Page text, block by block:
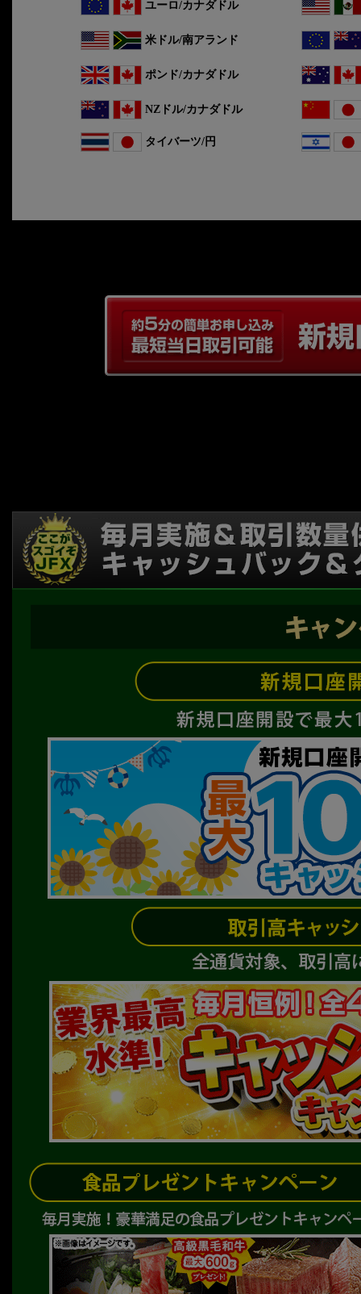
ユーロ/カナダドル
米ドル/南アランド
ポンド/カナダドル
NZドル/カナダドル
タイバーツ/円